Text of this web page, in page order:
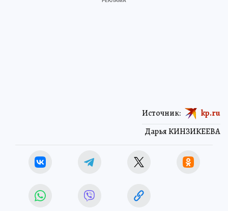
Дарья КИНЗИКЕЕВА
Источник: kp.ru